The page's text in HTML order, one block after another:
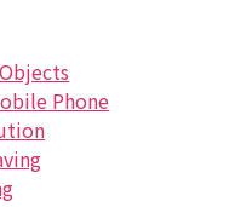
Phone